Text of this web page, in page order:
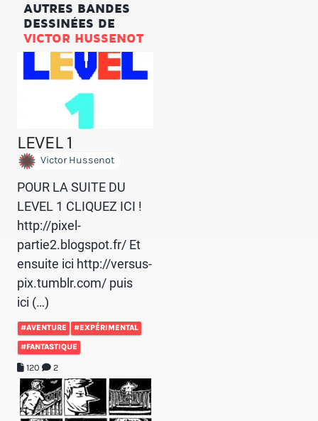
AUTRES BANDES
DESSINÉES DE
VICTOR HUSSENOT
LEVEL 1
Victor Hussenot
POUR LA SUITE DU
LEVEL 1 CLIQUEZ ICI !
http://pixel-
partie2.blogspot.fr/ Et
ensuite ici http://versus-
pix.tumblr.com/ puis
ici (…)
#AVENTURE #EXPÉRIMENTAL
#FANTASTIQUE
120 2